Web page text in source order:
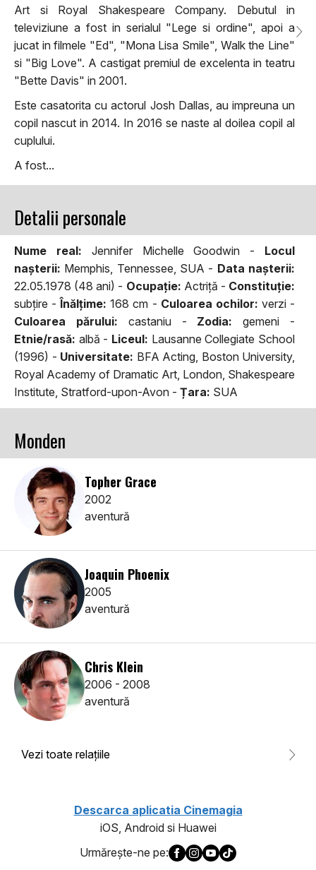
Art si Royal Shakespeare Company. Debutul in
televiziune a fost in serialul "Lege si ordine", apoi a
jucat in filmele "Ed", "Mona Lisa Smile", Walk the Line"
si "Big Love". A castigat premiul de excelenta in teatru
"Bette Davis" in 2001.
Este casatorita cu actorul Josh Dallas, au impreuna un
copil nascut in 2014. In 2016 se naste al doilea copil al
cuplului.
A fost...
Detalii personale
Nume real: Jennifer Michelle Goodwin - Locul
naşterii: Memphis, Tennessee, SUA - Data naşterii:
22.05.1978 (48 ani) - Ocupaţie: Actriță - Constituţie:
subţire -Înălţime: 168 cm - Culoarea ochilor: verzi -
Culoarea părului: castaniu - Zodia: gemeni -
Etnie/rasă: albă - Liceul: Lausanne Collegiate School
(1996) - Universitate: BFA Acting, Boston University,
Royal Academy of Dramatic Art, London, Shakespeare
Institute, Stratford-upon-Avon - Țara: SUA
Monden
Topher Grace
2002
aventură
Joaquin Phoenix
2005
aventură
Chris Klein
2006 - 2008
aventură
Vezi toate relaţiile
Descarca aplicatia Cinemagia
iOS, Android si Huawei
Urmăreşte-ne pe: